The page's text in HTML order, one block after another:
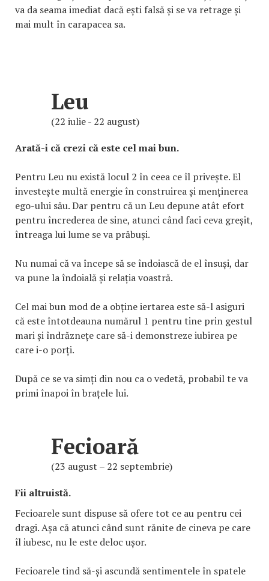
va da seama imediat dacă ești falsă și se va retrage și
mai mult în carapacea sa.
Leu
(22 iulie - 22 august)
Arată-i că crezi că este cel mai bun.
Pentru Leu nu există locul 2 în ceea ce îl privește. El
investește multă energie în construirea și menținerea
ego-ului său. Dar pentru că un Leu depune atât efort
pentru încrederea de sine, atunci când faci ceva greșit,
întreaga lui lume se va prăbuși.
Nu numai că va începe să se îndoiască de el însuși, dar
va pune la îndoială și relația voastră.
Cel mai bun mod de a obține iertarea este să-l asiguri
că este întotdeauna numărul 1 pentru tine prin gestul
mari și îndrăznețe care să-i demonstreze iubirea pe
care i-o porți.
După ce se va simți din nou ca o vedetă, probabil te va
primi înapoi în brațele lui.
Fecioară
(23 august – 22 septembrie)
Fii altruistă.
Fecioarele sunt dispuse să ofere tot ce au pentru cei
dragi. Așa că atunci când sunt rănite de cineva pe care
îl iubesc, nu le este deloc ușor.
Fecioarele tind să-și ascundă sentimentele în spatele